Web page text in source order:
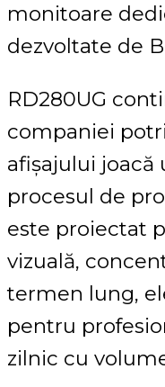
monitoare
dezvoltate de
RD280UG
companiei
afișajului joacă
procesul de
este proiectat
vizuală,
termen lung,
pentru
zilnic cu